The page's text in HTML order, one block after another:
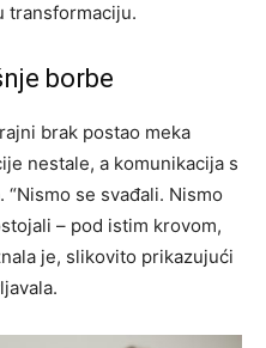
transformaciju.
borbe
brak postao meka
nestale, a komunikacija s
se svađali. Nismo
– pod istim krovom,
je, slikovito prikazujući